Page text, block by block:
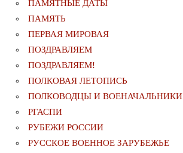
ПАМЯТНЫЕ ДАТЫ
ПАМЯТЬ
ПЕРВАЯ МИРОВАЯ
ПОЗДРАВЛЯЕМ
ПОЗДРАВЛЯЕМ!
ПОЛКОВАЯ ЛЕТОПИСЬ
ПОЛКОВОДЦЫ И ВОЕНАЧАЛЬНИКИ
РГАСПИ
РУБЕЖИ РОССИИ
РУССКОЕ ВОЕННОЕ ЗАРУБЕЖЬЕ